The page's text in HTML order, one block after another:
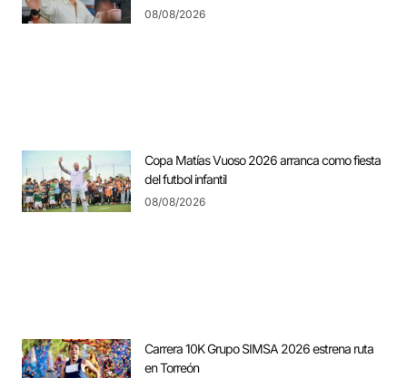
08/08/2026
Copa Matías Vuoso 2026 arranca como fiesta
del futbol infantil
08/08/2026
Carrera 10K Grupo SIMSA 2026 estrena ruta
en Torreón